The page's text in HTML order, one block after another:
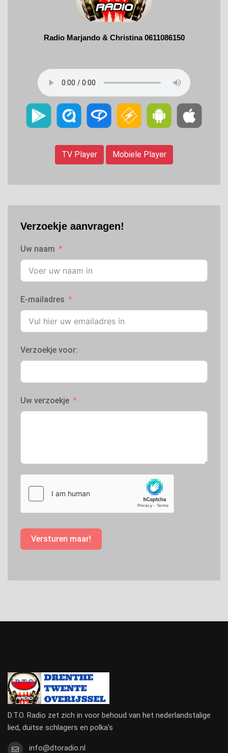
TV Player Mobiele Player
Verzoekje aanvragen!
Uw naam
E-mailadres
Verzoekje voor:
Uw verzoekje
Versturen maar!
D.T.O. Radio zet zich in voor behoud van het nederlandstalige
lied, duitse schlagers en polka's
info@dtoradio.nl